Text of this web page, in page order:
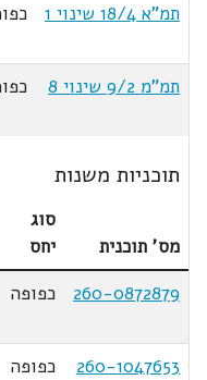
תמ"א 18/4 שינוי 1
תמ"מ 9/2 שינוי 8
תוכניות משנות
מס' תוכנית
סוג
יחס
260-0872879
כפופה
260-1047653
כפופה